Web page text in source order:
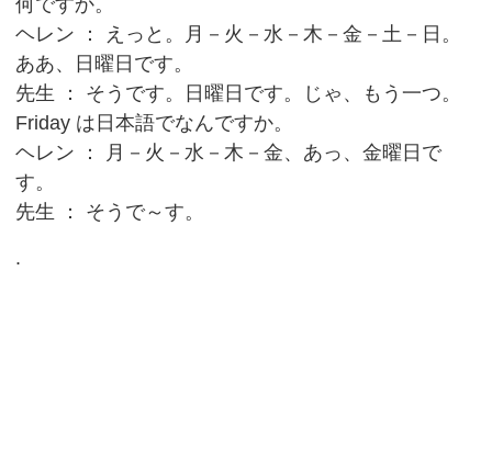
何ですか。
ヘレン ： えっと。月－火－水－木－金－土－日。
ああ、日曜日です。
先生 ： そうです。日曜日です。じゃ、もう一つ。
Friday は日本語でなんですか。
ヘレン ： 月－火－水－木－金、あっ、金曜日で
す。
先生 ： そうで～す。
.